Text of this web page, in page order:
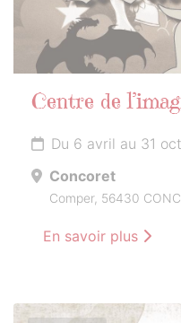
Centre de
Du 6 avril au 31
Concoret
Comper, 56430
En savoir plus